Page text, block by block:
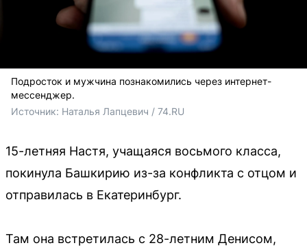
Подросток и мужчина познакомились через интернет-
мессенджер.
Источник: Наталья Лапцевич / 74.RU
15-летняя Настя, учащаяся восьмого класса,
покинула Башкирию из-за конфликта с отцом и
отправилась в Екатеринбург.
Там она встретилась с 28-летним Денисом,